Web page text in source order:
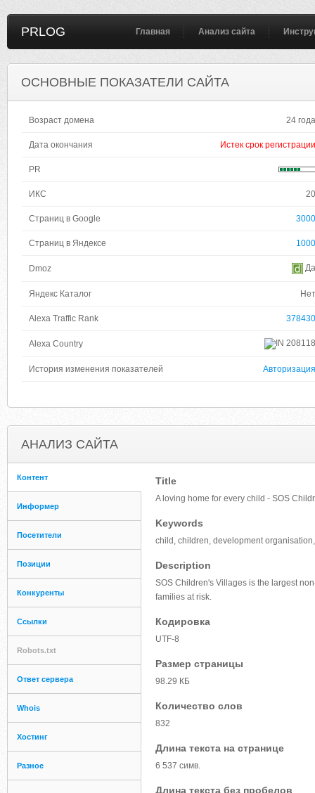
PRLOG Главная Анализ сайта
ОСНОВНЫЕ ПОКАЗАТЕЛИ САЙТА
Возраст домена 24 года
Дата окончания Истек срок регистрации
PR
ИКС 20
Страниц в Google 3000
Страниц в Яндексе 1000
Dmoz Да
Яндекс Каталог Нет
Alexa Traffic Rank 378430
Alexa Country 208118
История изменения показателей Авторизация
АНАЛИЗ САЙТА
Контент
Информер
Посетители
Позиции
Конкуренты
Ссылки
Robots.txt
Ответ сервера
Whois
Хостинг
Разное
Title
A loving home for every child - SOS
Keywords
child, children, development
Description
SOS Children's Villages is the largest
families at risk.
Кодировка
UTF-8
Размер страницы
98.29 КБ
Количество слов
832
Длина текста на странице
6 537 симв.
Длина текста без пробелов